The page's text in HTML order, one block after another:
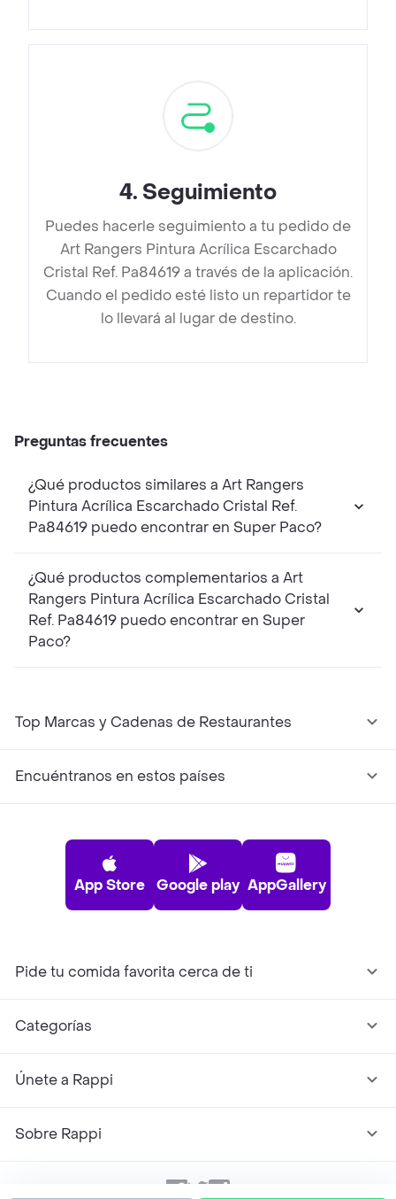
4. Seguimiento
Puedes hacerle seguimiento a tu pedido de
Art Rangers Pintura Acrílica Escarchado
Cristal Ref. Pa84619 a través de la aplicación.
Cuando el pedido esté listo un repartidor te
lo llevará al lugar de destino.
Preguntas frecuentes
¿Qué productos similares a Art Rangers
Pintura Acrílica Escarchado Cristal Ref.
Pa84619 puedo encontrar en Super Paco?
¿Qué productos complementarios a Art
Rangers Pintura Acrílica Escarchado Cristal
Ref. Pa84619 puedo encontrar en Super
Paco?
Top Marcas y Cadenas de Restaurantes
Encuéntranos en estos países
App Store Google play AppGallery
Pide tu comida favorita cerca de ti
Categorías
Únete a Rappi
Sobre Rappi
Facebook
TwitterInstagram